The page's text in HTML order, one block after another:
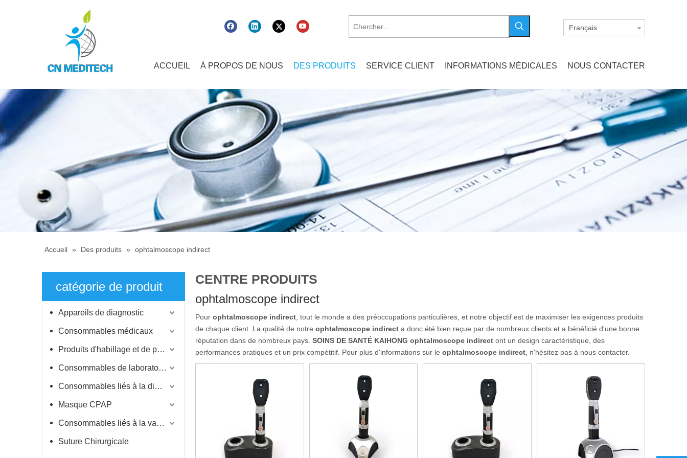
Français
ACCUEIL À PROPOS DE NOUS DES PRODUITS SERVICE CLIENT INFORMATIONS MÉDICALES NOUS CONTACTER
Accueil » Des produits » ophtalmoscope indirect
catégorie de produit
Appareils de diagnostic
Consommables médicaux
Produits d'habillage et de protection
Consommables de laboratoire
Consommables liés à la dialyse
Masque CPAP
Consommables liés à la vaccination
Suture Chirurgicale
CENTRE PRODUITS
ophtalmoscope indirect
Pour ophtalmoscope indirect , tout le monde a des préoccupations particulières, et notre objectif est de maximiser les exigences produits
de chaque client. La qualité de notre ophtalmoscope indirect a donc été bien reçue par de nombreux clients et a bénéficié d'une bonne
réputation dans de nombreux pays. SOINS DE SANTÉ KAIHONG ophtalmoscope indirect ont un design caractéristique, des
performances pratiques et un prix compétitif. Pour plus d'informations sur le ophtalmoscope indirect , n'hésitez pas à nous contacter.